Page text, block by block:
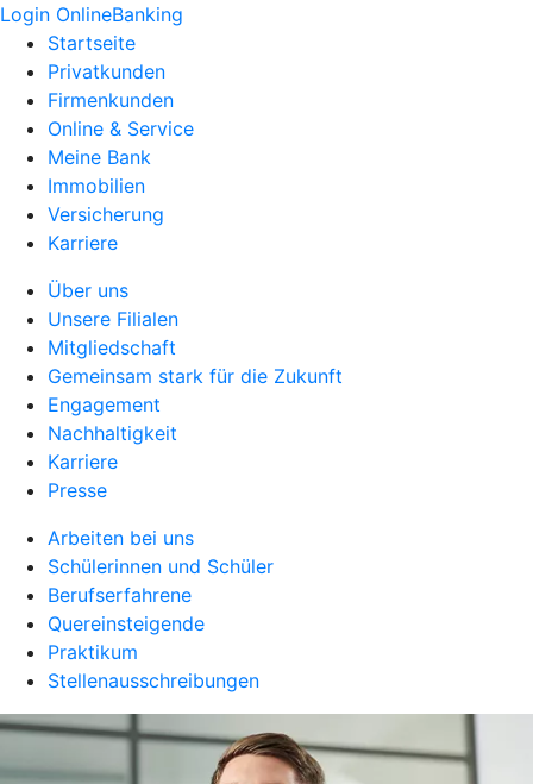
Login OnlineBanking
Startseite
Privatkunden
Firmenkunden
Online & Service
Meine Bank
Immobilien
Versicherung
Karriere
Über uns
Unsere Filialen
Mitgliedschaft
Gemeinsam stark für die Zukunft
Engagement
Nachhaltigkeit
Karriere
Presse
Arbeiten bei uns
Schülerinnen und Schüler
Berufserfahrene
Quereinsteigende
Praktikum
Stellenausschreibungen